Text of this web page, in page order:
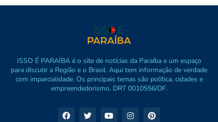
ISSO É PARAÍBA é o site de notícias da Paraíba e um espaço
para discutir a Região e o Brasil. Aqui tem informação de verdade
com imparcialidade. Os principais temas são política, cidades e
empreendedorismo. DRT 0010556/DF.